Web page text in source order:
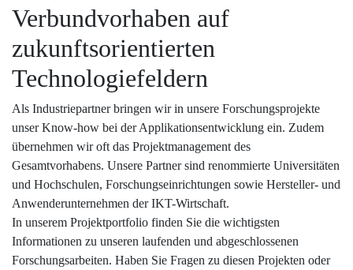
Verbundvorhaben auf
zukunftsorientierten
Technologiefeldern
Als Industriepartner bringen wir in unsere Forschungsprojekte
unser Know-how bei der Applikationsentwicklung ein. Zudem
übernehmen wir oft das Projektmanagement des
Gesamtvorhabens. Unsere Partner sind renommierte Universitäten
und Hochschulen, Forschungseinrichtungen sowie Hersteller- und
Anwenderunternehmen der IKT-Wirtschaft.
In unserem Projektportfolio finden Sie die wichtigsten
Informationen zu unseren laufenden und abgeschlossenen
Forschungsarbeiten. Haben Sie Fragen zu diesen Projekten oder